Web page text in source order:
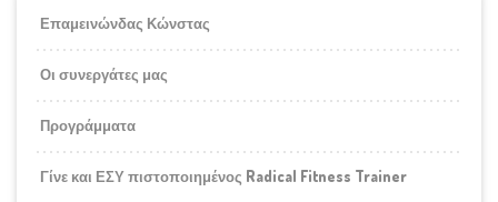
Επαμεινώνδας Κώνστας
Οι συνεργάτες μας
Προγράμματα
Γίνε και ΕΣΥ πιστοποιημένος Radical Fitness Trainer